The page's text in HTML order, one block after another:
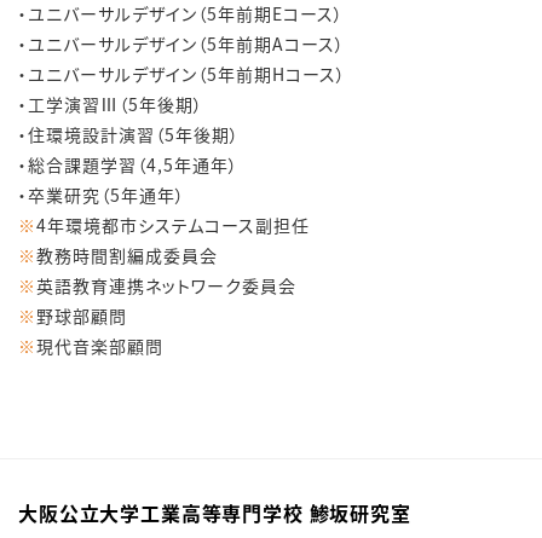
・ユニバーサルデザイン（5年前期Eコース）
・ユニバーサルデザイン（5年前期Aコース）
・ユニバーサルデザイン（5年前期Hコース）
・工学演習Ⅲ（5年後期）
・住環境設計演習（5年後期）
・総合課題学習（4,5年通年）
・卒業研究（5年通年）
※4年環境都市システムコース副担任
※教務時間割編成委員会
※英語教育連携ネットワーク委員会
※ 野球部顧問
※現代音楽部顧問
大阪公立大学工業高等専門学校 鯵坂研究室